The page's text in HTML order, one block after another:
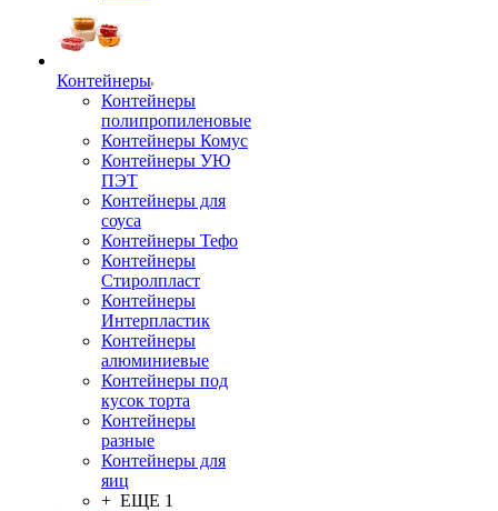
Контейнеры
Контейнеры
полипропиленовые
Контейнеры Комус
Контейнеры УЮ
ПЭТ
Контейнеры для
соуса
Контейнеры Тефо
Контейнеры
Стиролпласт
Контейнеры
Интерпластик
Контейнеры
алюминиевые
Контейнеры под
кусок торта
Контейнеры
разные
Контейнеры для
яиц
+ ЕЩЕ 1